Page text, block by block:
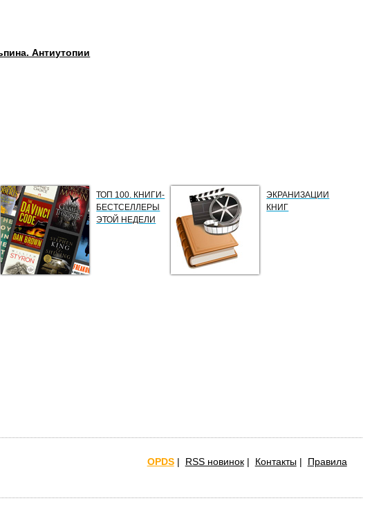
Антиутопии
ТОП 100. КНИГИ-
БЕСТСЕЛЛЕРЫ
ЭТОЙ НЕДЕЛИ
ЭКРАНИЗАЦИИ
КНИГ
OPDS| RSS новинок| Контакты| Правила